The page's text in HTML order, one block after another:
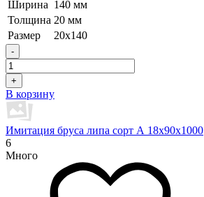
Ширина 140 мм
Толщина 20 мм
Размер
20х140
-
+
В корзину
Имитация бруса липа сорт А 18х90х1000
6
Много